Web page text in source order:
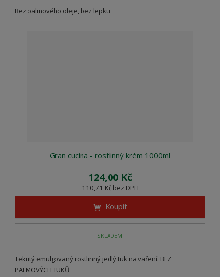
Bez palmového oleje, bez lepku
Gran cucina - rostlinný krém 1000ml
124,00 Kč
110,71 Kč bez DPH
Koupit
SKLADEM
Tekutý emulgovaný rostlinný jedlý tuk na vaření. BEZ
PALMOVÝCH TUKŮ